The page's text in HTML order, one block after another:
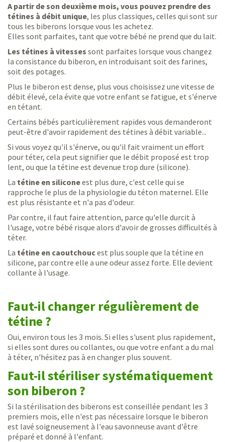
A partir de son deuxième mois, vous pouvez prendre des
tétines à débit unique, les plus classiques, celles qui sont sur
tous les biberons lorsque vous les achetez.
Elles sont parfaites, tant que votre bébé ne prend que du lait.
Les tétines à vitesses sont parfaites lorsque vous changez
la consistance du biberon, en introduisant soit des farines,
soit des potages.
Plus le biberon est dense, plus vous choisissez une vitesse de
débit élevé, cela évite que votre enfant se fatigue, et s'énerve
en tétant.
Certains bébés particulièrement rapides vous demanderont
peut-être d'avoir rapidement des tétines à débit variable...
Si vous voyez qu'il s'énerve, ou qu'il fait vraiment un effort
pour téter, cela peut signifier que le débit proposé est trop
lent, ou que la tétine est devenue trop dure (silicone).
La tétine en siliconeest plus dure, c'est celle qui se
rapproche le plus de la physiologie du téton maternel. Elle
est plus résistante et n'a pas d'odeur.
Par contre, il faut faire attention, parce qu'elle durcit à
l'usage, votre bébé risque alors d'avoir de grosses difficultés à
téter.
La tétine en caoutchoucest plus souple que la tétine en
silicone, par contre elle a une odeur assez forte. Elle devient
collante à l'usage.
Faut-il changer régulièrement de
tétine ?
Oui, environ tous les 3 mois. Si elles s'usent plus rapidement,
si elles sont dures ou collantes, ou que votre enfant a du mal
à téter, n'hésitez pas à en changer plus souvent.
Faut-il stériliser systématiquement
son biberon ?
Si la stérilisation des biberons est conseillée pendant les 3
premiers mois, elle n'est pas nécessaire lorsque le biberon
est lavé soigneusement à l'eau savonneuse avant d'être
préparé et donné à l'enfant.